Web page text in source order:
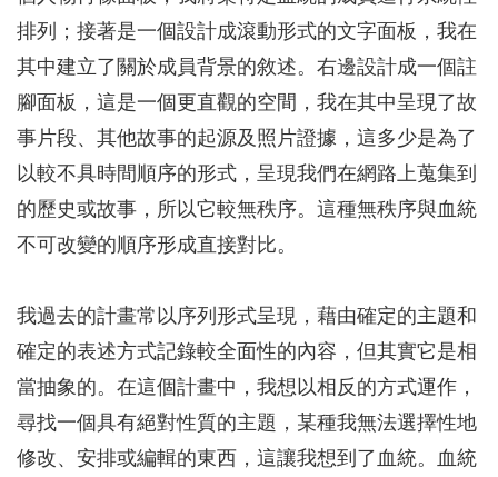
排列；接著是一個設計成滾動形式的文字面板，我在
其中建立了關於成員背景的敘述。右邊設計成一個註
腳面板，這是一個更直觀的空間，我在其中呈現了故
事片段、其他故事的起源及照片證據，這多少是為了
以較不具時間順序的形式，呈現我們在網路上蒐集到
的歷史或故事，所以它較無秩序。這種無秩序與血統
不可改變的順序形成直接對比。
我過去的計畫常以序列形式呈現，藉由確定的主題和
確定的表述方式記錄較全面性的內容，但其實它是相
當抽象的。在這個計畫中，我想以相反的方式運作，
尋找一個具有絕對性質的主題，某種我無法選擇性地
修改、安排或編輯的東西，這讓我想到了血統。血統